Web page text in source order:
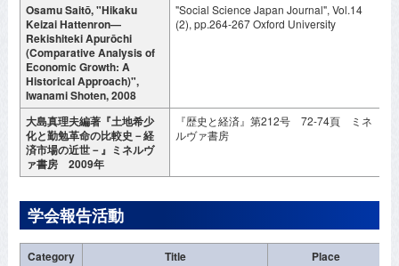
Osamu Saitō, "Hikaku
Keizai Hattenron—
Rekishiteki Apurōchi
(Comparative Analysis of
Economic Growth: A
Historical Approach)",
Iwanami Shoten, 2008
"Social Science Japan Journal", Vol.14
(2), pp.264-267 Oxford University
大島真理夫編著『土地希少
化と勤勉革命の比較史－経
済市場の近世－』ミネルヴ
ァ書房 2009年
『歴史と経済』第212号 72-74頁 ミネ
ルヴァ書房
学会報告活動
Category Title
Place